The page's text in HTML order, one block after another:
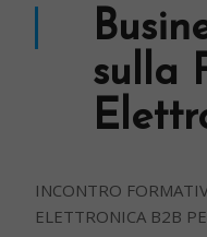
sulla
INCONTRO
ELETTRONICA B2B